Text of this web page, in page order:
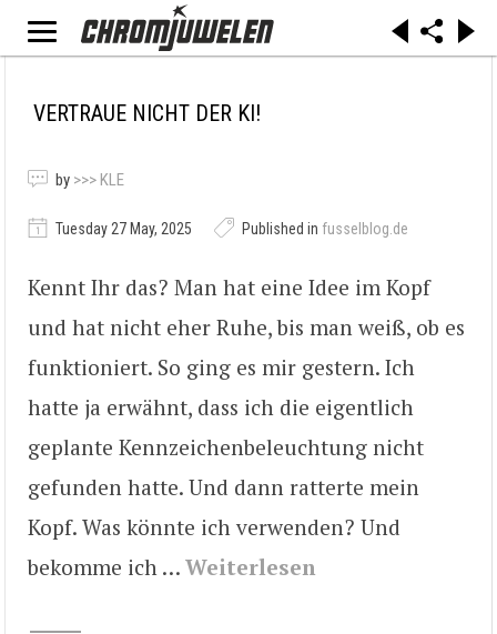
VERTRAUE NICHT DER KI!
by >>> KLE
Tuesday 27 May, 2025 Published in fusselblog.de
Kennt Ihr das? Man hat eine Idee im Kopf
und hat nicht eher Ruhe, bis man weiß, ob es
funktioniert. So ging es mir gestern. Ich
hatte ja erwähnt, dass ich die eigentlich
geplante Kennzeichenbeleuchtung nicht
gefunden hatte. Und dann ratterte mein
Kopf. Was könnte ich verwenden? Und
bekomme ich … Weiterlesen